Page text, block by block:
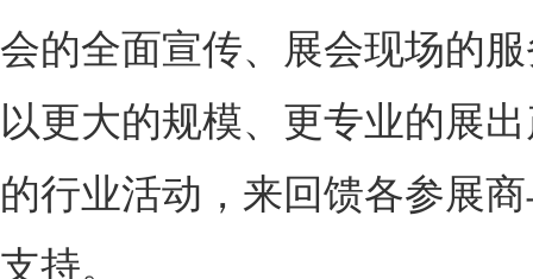
会的全面宣传、展会现场的
以更大的规模、更专业的展
的行业活动，来回馈各参展
支持。